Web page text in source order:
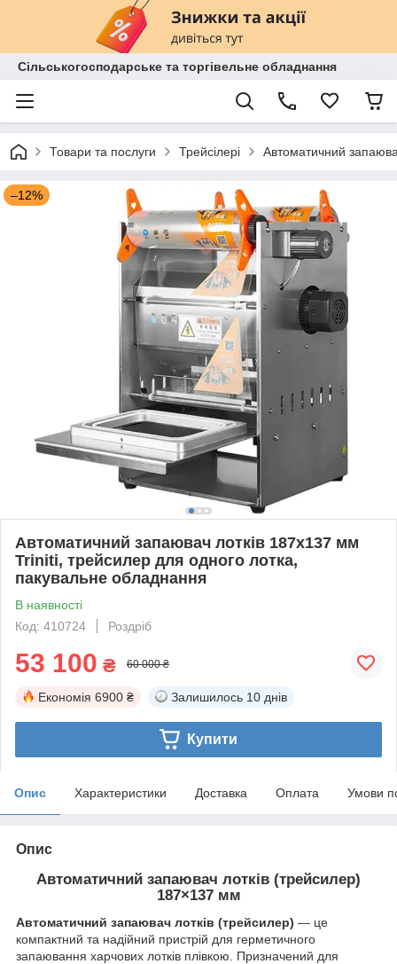
Сільськогосподарське та торгівельне обладнання
Товари та послуги Трейсілері Автоматичний
–12%
Автоматичний запаювач лотків 187х137 мм
Triniti, трейсилер для одного лотка,
пакувальне обладнання
В наявності
Код: 410724
Роздріб
53 100 ₴ 60 000 ₴
Економія 6900 ₴ Залишилось 10 днів
Купити
Опис Характеристики Доставка Оплата Умови
Опис
Автоматичний запаювач лотків (трейсилер)
187×137 мм
Автоматичний запаювач лотків (трейсилер) — це
компактний та надійний пристрій для герметичного
запаювання харчових лотків плівкою. Призначений для